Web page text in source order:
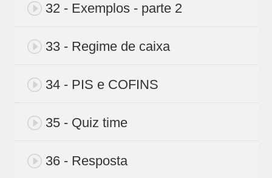
32 - Exemplos - parte 2
33 - Regime de caixa
34 - PIS e COFINS
35 - Quiz time
36 - Resposta